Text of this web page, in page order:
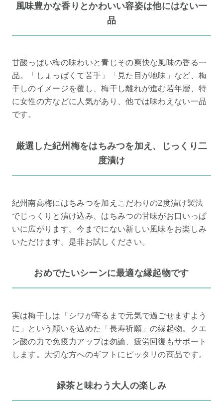
風味豊かな香りとかわいい容姿は他にはない一
品
甘酸っぱい梅の味わいと青じその爽快な風味の香る一
品。「しょっぱくて苦手」「見た目が地味」など、梅
干しのイメージを覆し、梅干し離れが進む若年層、特
に女性の方などに人気があり、他では味わえない一品
です。
厳選した紀州梅をはちみつを加え、じっくり二
度漬け
紀州南高梅にはちみつを加えこだわりの2度漬け製法
でじっくりと漬け込み、はちみつの甘味がお口いっぱ
いに広がります。今までにない新しい風味をお楽しみ
いただけます。是非お試しください。
おめでたいシーンに最適な縁起物です
実は梅干しは「シワが寄るまで元気で過ごせますよう
に」という願いを込めた「長寿祈願」の縁起物。クエ
ン酸の力で免疫力アップは勿論、疲労回復もサポート
します。大切な方へのギフトにピッタリの商品です。
緑茶と味わう大人の楽しみ